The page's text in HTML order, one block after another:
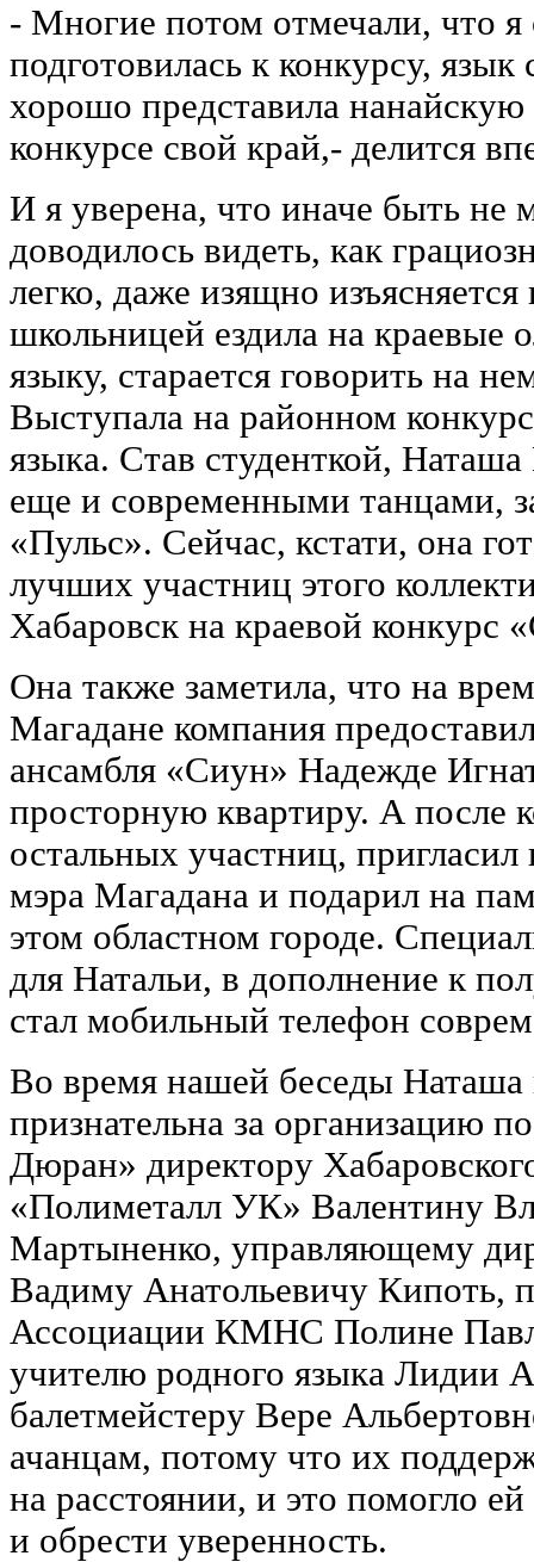
- Многие потом отмечали, что я
подготовилась к конкурсу,
хорошо представила нанайскую
конкурсе свой край,- делится
И я уверена, что иначе быть не
доводилось видеть, как
легко, даже изящно
школьницей ездила на краевые
языку, старается говорить на
Выступала на районном
языка. Став студенткой,
еще и современными танцами,
«Пульс». Сейчас, кстати, она
лучших участниц этого
Хабаровск на краевой конкурс
Она также заметила, что на
Магадане компания
ансамбля «Сиун» Надежде
просторную квартиру. А после
остальных участниц,
мэра Магадана и подарил на
этом областном городе.
для Натальи, в дополнение к
стал мобильный телефон
Во время нашей беседы
признательна за организацию
Дюран» директору
«Полиметалл УК» Валентину
Мартыненко, управляющему
Вадиму Анатольевичу Кипоть,
Ассоциации КМНС Полине
учителю родного языка Лидии
балетмейстеру Вере
ачанцам, потому что их
на расстоянии, и это помогло
и обрести уверенность.